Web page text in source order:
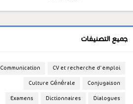
جميع التصنيفات
CV et recherche d'emploi
Communication
Conjugaison
Culture Générale
Dialogues
Dictionnaires
Examens